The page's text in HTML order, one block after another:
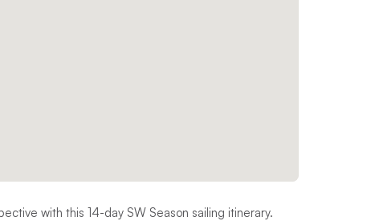
with this 14-day SW Season sailing itinerary.